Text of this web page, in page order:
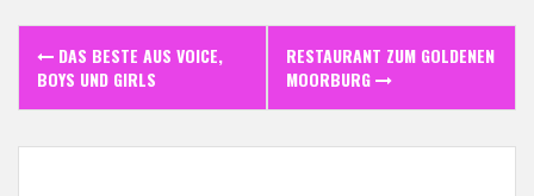
Post
navigation
DAS BESTE AUS VOICE,
BOYS UND GIRLS
RESTAURANT ZUM GOLDENEN
MOORBURG